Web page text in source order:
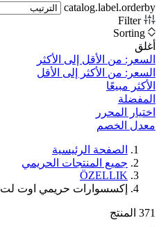
catalog.label.orderby
Filter
Sorting
أغلق
السعر: من الأقل إلى الأكثر
السعر: من الأكثر إلى الأقل
الأكثر مبيعًا
المفضلة
اختيار المحرر
معدل الخصم‎
الصفحة الرئيسية
جميع المنتجات الحريمي
ÖZELLIK
إكسسوارات حريمي اوت لت
371 المنتج